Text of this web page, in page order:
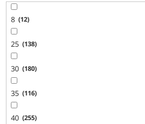
8 12
25 138
30 180
35 116
40 255